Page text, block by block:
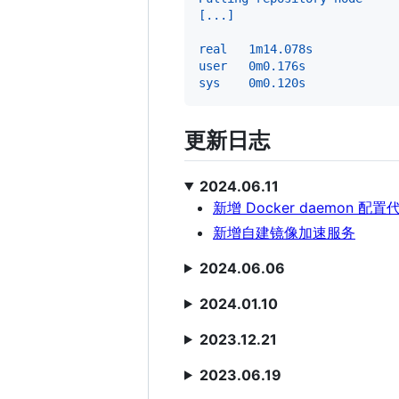
[...]
real   1m14.078s
user   0m0.176s
sys    0m0.120s
更新日志
2024.06.11
新增 Docker daemon 配置
新增自建镜像加速服务
2024.06.06
2024.01.10
2023.12.21
2023.06.19